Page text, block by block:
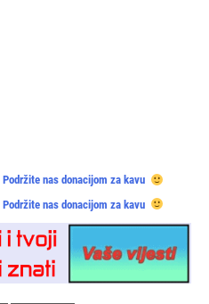
Podržite nas donacijom za kavu
Podržite nas donacijom za kavu